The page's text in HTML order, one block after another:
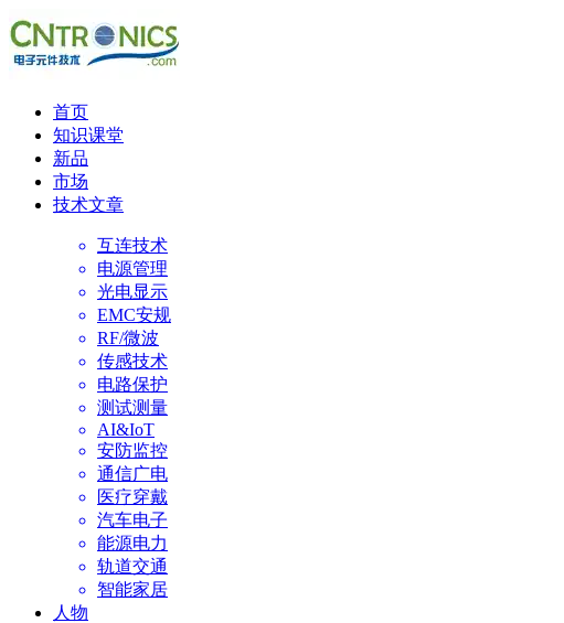
首页
知识课堂
新品
市场
技术文章
互连技术
电源管理
光电显示
EMC安规
RF/微波
传感技术
电路保护
测试测量
AI&IoT
安防监控
通信广电
医疗穿戴
汽车电子
能源电力
轨道交通
智能家居
人物